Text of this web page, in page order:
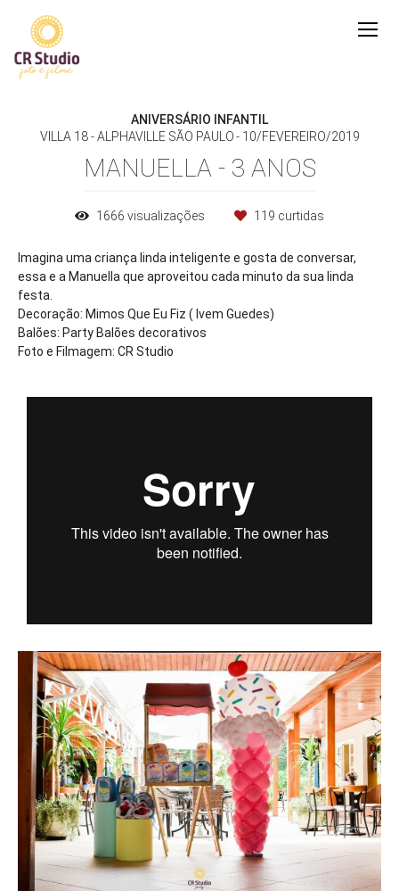
ANIVERSÁRIO INFANTIL
VILLA 18 - ALPHAVILLE SÃO PAULO
10/FEVEREIRO/2019
MANUELLA - 3 ANOS
1666 visualizações 119 curtidas
Imagina uma criança linda inteligente e gosta de conversar,
essa e a Manuella que aproveitou cada minuto da sua linda
festa.
Decoração: Mimos Que Eu Fiz ( Ivem Guedes)
Balões: Party Balões decorativos
Foto e Filmagem: CR Studio